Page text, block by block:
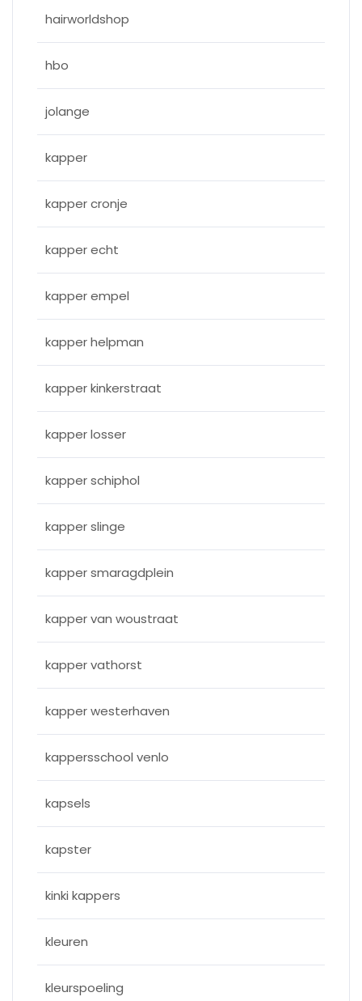
hairworldshop
hbo
jolange
kapper
kapper cronje
kapper echt
kapper empel
kapper helpman
kapper kinkerstraat
kapper losser
kapper schiphol
kapper slinge
kapper smaragdplein
kapper van woustraat
kapper vathorst
kapper westerhaven
kappersschool venlo
kapsels
kapster
kinki kappers
kleuren
kleurspoeling